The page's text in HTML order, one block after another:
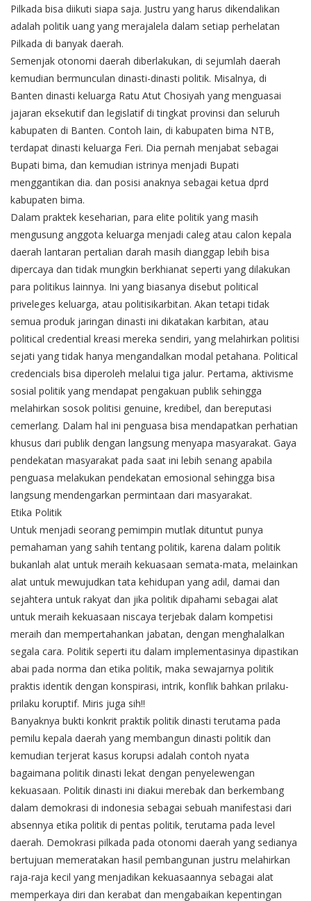
Pilkada bisa diikuti siapa saja. Justru yang harus dikendalikan
adalah politik uang yang merajalela dalam setiap perhelatan
Pilkada di banyak daerah.
Semenjak otonomi daerah diberlakukan, di sejumlah daerah
kemudian bermunculan dinasti-dinasti politik. Misalnya, di
Banten dinasti keluarga Ratu Atut Chosiyah yang menguasai
jajaran eksekutif dan legislatif di tingkat provinsi dan seluruh
kabupaten di Banten. Contoh lain, di kabupaten bima NTB,
terdapat dinasti keluarga Feri. Dia pernah menjabat sebagai
Bupati bima, dan kemudian istrinya menjadi Bupati
menggantikan dia. dan posisi anaknya sebagai ketua dprd
kabupaten bima.
Dalam praktek keseharian, para elite politik yang masih
mengusung anggota keluarga menjadi caleg atau calon kepala
daerah lantaran pertalian darah masih dianggap lebih bisa
dipercaya dan tidak mungkin berkhianat seperti yang dilakukan
para politikus lainnya. Ini yang biasanya disebut political
priveleges keluarga, atau politisikarbitan. Akan tetapi tidak
semua produk jaringan dinasti ini dikatakan karbitan, atau
political credential kreasi mereka sendiri, yang melahirkan politisi
sejati yang tidak hanya mengandalkan modal petahana. Political
credencials bisa diperoleh melalui tiga jalur. Pertama, aktivisme
sosial politik yang mendapat pengakuan publik sehingga
melahirkan sosok politisi genuine, kredibel, dan bereputasi
cemerlang. Dalam hal ini penguasa bisa mendapatkan perhatian
khusus dari publik dengan langsung menyapa masyarakat. Gaya
pendekatan masyarakat pada saat ini lebih senang apabila
penguasa melakukan pendekatan emosional sehingga bisa
langsung mendengarkan permintaan dari masyarakat.
Etika Politik
Untuk menjadi seorang pemimpin mutlak dituntut punya
pemahaman yang sahih tentang politik, karena dalam politik
bukanlah alat untuk meraih kekuasaan semata-mata, melainkan
alat untuk mewujudkan tata kehidupan yang adil, damai dan
sejahtera untuk rakyat dan jika politik dipahami sebagai alat
untuk meraih kekuasaan niscaya terjebak dalam kompetisi
meraih dan mempertahankan jabatan, dengan menghalalkan
segala cara. Politik seperti itu dalam implementasinya dipastikan
abai pada norma dan etika politik, maka sewajarnya politik
praktis identik dengan konspirasi, intrik, konflik bahkan prilaku-
prilaku koruptif. Miris juga sih!!
Banyaknya bukti konkrit praktik politik dinasti terutama pada
pemilu kepala daerah yang membangun dinasti politik dan
kemudian terjerat kasus korupsi adalah contoh nyata
bagaimana politik dinasti lekat dengan penyelewengan
kekuasaan. Politik dinasti ini diakui merebak dan berkembang
dalam demokrasi di indonesia sebagai sebuah manifestasi dari
absennya etika politik di pentas politik, terutama pada level
daerah. Demokrasi pilkada pada otonomi daerah yang sedianya
bertujuan memeratakan hasil pembangunan justru melahirkan
raja-raja kecil yang menjadikan kekuasaannya sebagai alat
memperkaya diri dan kerabat dan mengabaikan kepentingan